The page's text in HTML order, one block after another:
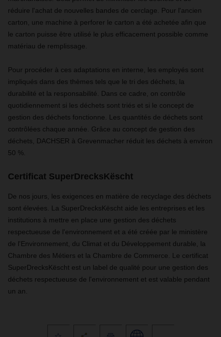
réduire l'achat de nouvelles bandes de cerclage. Pour l'ancien
carton, une machine à perforer le carton a été achetée afin que
le carton puisse être utilisé le plus efficacement possible comme
matériau de remplissage.
Pour procéder à ces adaptations en interne, les employés sont
impliqués dans des thèmes tels que le tri des déchets, la
durabilité et la responsabilité. Dans ce cadre, on contrôle
quotidiennement si les déchets sont triés et si le concept de
gestion des déchets fonctionne. Les quantités de déchets sont
contrôlées chaque année. Grâce au concept de gestion des
déchets, DACHSER à Grevenmacher réduit les déchets à environ
50 %.
Certificat SuperDrecksKëscht
De nos jours, les exigences en matière de recyclage des déchets
sont élevées. La SuperDrecksKëscht aide les entreprises et les
institutions à mettre en place une gestion des déchets
respectueuse de l'environnement et a été créée par le ministère
de l'Environnement, du Climat et du Développement durable, la
Chambre des Métiers et la Chambre de Commerce. Le certificat
SuperDrecksKëscht est un label de qualité pour une gestion des
déchets respectueuse de l'environnement et est valable pendant
un an.